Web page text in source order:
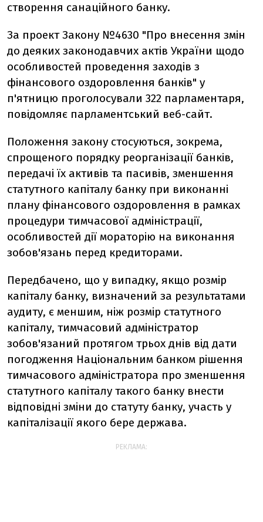
створення санаційного банку.
За проект Закону №4630 "Про внесення змін
до деяких законодавчих актів України щодо
особливостей проведення заходів з
фінансового оздоровлення банків" у
п'ятницю проголосували 322 парламентаря,
повідомляє парламентський веб-сайт.
Положення закону стосуються, зокрема,
спрощеного порядку реорганізації банків,
передачі їх активів та пасивів, зменшення
статутного капіталу банку при виконанні
плану фінансового оздоровлення в рамках
процедури тимчасової адміністрації,
особливостей дії мораторію на виконання
зобов'язань перед кредиторами.
Передбачено, що у випадку, якщо розмір
капіталу банку, визначений за результатами
аудиту, є меншим, ніж розмір статутного
капіталу, тимчасовий адміністратор
зобов'язаний протягом трьох днів від дати
погодження Національним банком рішення
тимчасового адміністратора про зменшення
статутного капіталу такого банку внести
відповідні зміни до статуту банку, участь у
капіталізації якого бере держава.
РЕКЛАМА: